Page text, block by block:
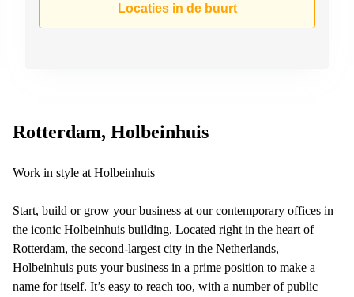
Locaties in de buurt
Rotterdam, Holbeinhuis
Work in style at Holbeinhuis
Start, build or grow your business at our contemporary offices in
the iconic Holbeinhuis building. Located right in the heart of
Rotterdam, the second-largest city in the Netherlands,
Holbeinhuis puts your business in a prime position to make a
name for itself. It’s easy to reach too, with a number of public